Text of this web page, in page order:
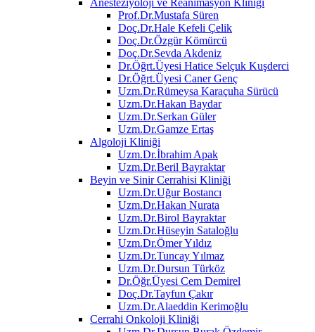
Prof.Dr.Mustafa Süren
Doç.Dr.Hale Kefeli Çelik
Doç.Dr.Özgür Kömürcü
Doç.Dr.Sevda Akdeniz
Dr.Öğrt.Üyesi Hatice Selçuk Kuşderci
Dr.Öğrt.Üyesi Caner Genç
Uzm.Dr.Rümeysa Karaçuha Sürücü
Uzm.Dr.Hakan Baydar
Uzm.Dr.Serkan Güler
Uzm.Dr.Gamze Ertaş
Algoloji Kliniği
Uzm.Dr.İbrahim Apak
Uzm.Dr.Beril Bayraktar
Beyin ve Sinir Cerrahisi Kliniği
Uzm.Dr.Uğur Bostancı
Uzm.Dr.Hakan Nurata
Uzm.Dr.Birol Bayraktar
Uzm.Dr.Hüseyin Sataloğlu
Uzm.Dr.Ömer Yıldız
Uzm.Dr.Tuncay Yılmaz
Uzm.Dr.Dursun Türköz
Dr.Öğr.Üyesi Cem Demirel
Doç.Dr.Tayfun Çakır
Uzm.Dr.Alaeddin Kerimoğlu
Cerrahi Onkoloji Kliniği